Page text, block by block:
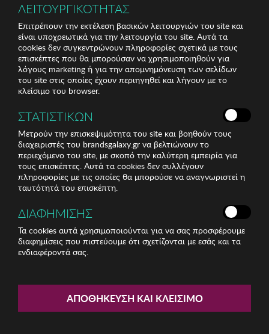
Ανδρικό Ρολόι REACTION
ΛΕΙΤΟΥΡΓΙΚΟΤΗΤΑΣ
Επιτρέπουν την εκτέλεση βασικών λειτουργιών του site και
είναι υποχρεωτικά για την λειτουργία του site. Αυτά τα
cookies δεν συγκεντρώνουν πληροφορίες σχετικά με τους
επισκέπτες που θα μπορούσαν να χρησιμοποιηθούν για
λόγους marketing ή για την απομνημόνευση των σελίδων
του site στις οποίες έχουν περιηγηθεί και λήγουν με το
κλείσιμο του browser.
ΣΤΑΤΙΣΤΙΚΩΝ
Μετρούν την επισκεψιμότητα του site και βοηθούν τους
διαχειριστές του brandsgalaxy.gr να βελτιώνουν το
περιεχόμενο του site, με σκοπό την καλύτερη εμπειρία για
τους επισκέπτες. Αυτά τα cookies δεν συλλέγουν
πληροφορίες με τις οποίες θα μπορούσε να αναγνωριστεί η
ταυτότητά του επισκέπτη.
ΔΙΑΦΗΜΙΣΗΣ
Τα cookies αυτά χρησιμοποιούνται για να σας προσφέρουμε
διαφημίσεις που πιστεύουμε ότι σχετίζονται με εσάς και τα
ενδιαφέροντά σας.
ΑΠΟΘΉΚΕΥΣΗ ΚΑΙ ΚΛΕΊΣΙΜΟ